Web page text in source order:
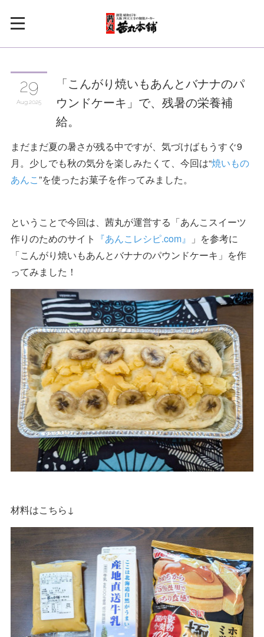
29
Aug 2025
「こんがり焼いもあんとバナナのパ
ウンドケーキ」で、残暑の栄養補
給。
まだまだ夏の暑さが残る中ですが、気づけばもうすぐ9
月。少しでも秋の気分を楽しみたくて、今回は“焼いもの
あんこ”を使ったお菓子を作ってみました。
ということで今回は、茜丸が運営する「あんこスイーツ
作りのためのサイト 『あんこレシピ.com』
」を参考に
「こんがり焼いもあんとバナナのパウンドケーキ」を作
ってみました！
材料はこちら↓